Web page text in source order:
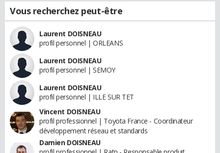
Vous recherchez peut-être
Laurent DOISNEAU
profil personnel | ORLEANS
Laurent DOISNEAU
profil personnel | SEMOY
Laurent DOISNEAU
profil personnel | ILLE SUR TET
Vincent DOISNEAU
profil professionnel | Toyota France - Coordinateur
développement réseau et standards
Damien DOISNEAU